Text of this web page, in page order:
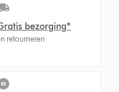
bezorging*
retourneren